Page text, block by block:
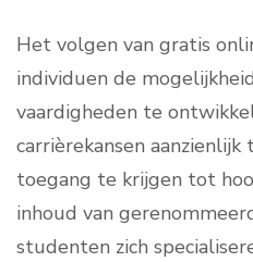
Het volgen van gratis
individuen de
vaardigheden te
carrièrekansen
toegang te krijgen tot
inhoud van
studenten zich